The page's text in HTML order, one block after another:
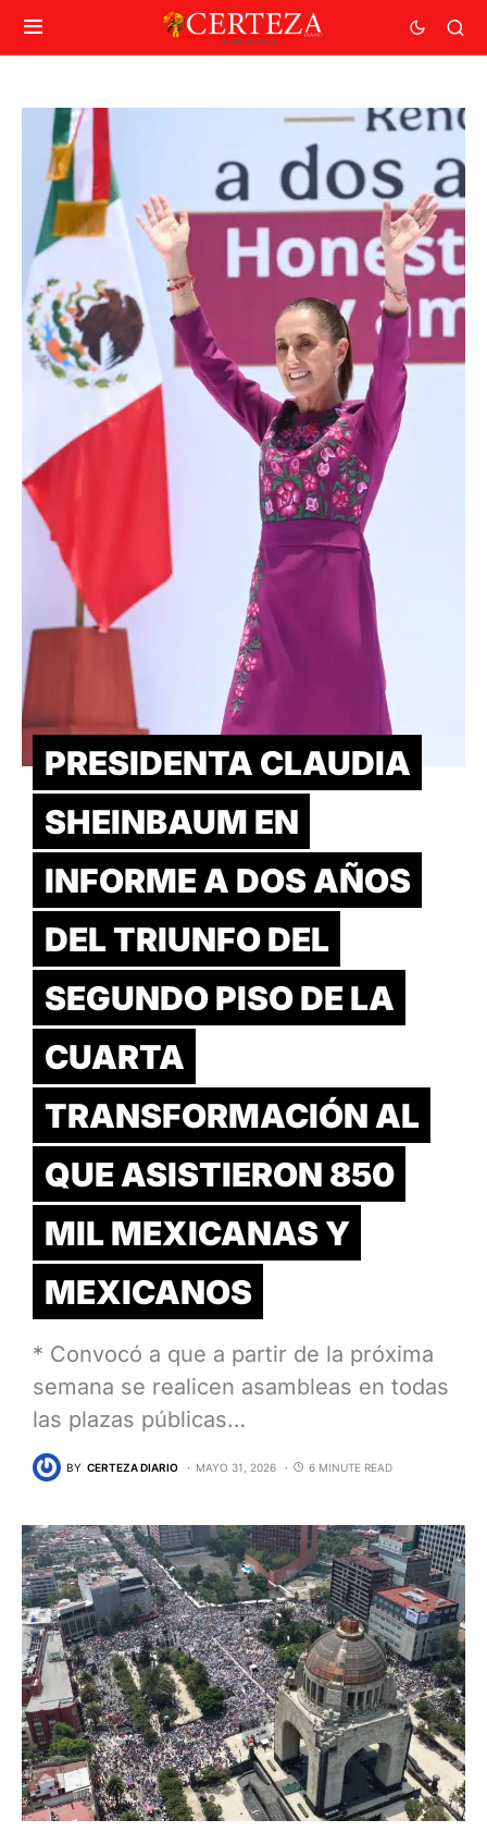
PRESIDENTA CLAUDIA
SHEINBAUM EN
INFORME A DOS AÑOS
DEL TRIUNFO DEL
SEGUNDO PISO DE LA
CUARTA
TRANSFORMACIÓN AL
QUE ASISTIERON 850
MIL MEXICANAS Y
MEXICANOS
* Convocó a que a partir de la próxima
semana se realicen asambleas en todas
las plazas públicas…
BY CERTEZA DIARIO MAYO 31, 2026 6 MINUTE READ